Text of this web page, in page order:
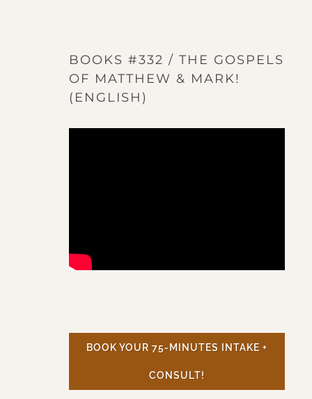
BOOKS #332 / THE GOSPELS
OF MATTHEW & MARK!
(ENGLISH)
BOOK YOUR 75-MINUTES INTAKE +
CONSULT!